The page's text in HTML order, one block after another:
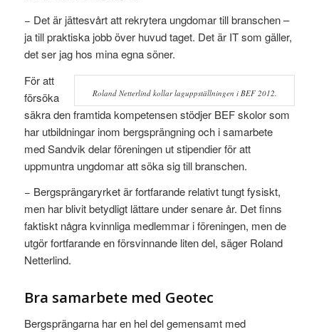
− Det är jättesvårt att rekrytera ungdomar till branschen –
ja till praktiska jobb över huvud taget. Det är IT som gäller,
det ser jag hos mina egna söner.
Roland Netterlind kollar laguppställningen i BEF 2012.
För att
försöka
säkra den framtida kompetensen stödjer BEF skolor som
har utbildningar inom bergsprängning och i samarbete
med Sandvik delar föreningen ut stipendier för att
uppmuntra ungdomar att söka sig till branschen.
− Bergsprängaryrket är fortfarande relativt tungt fysiskt,
men har blivit betydligt lättare under senare år. Det finns
faktiskt några kvinnliga medlemmar i föreningen, men de
utgör fortfarande en försvinnande liten del, säger Roland
Netterlind.
Bra samarbete med Geotec
Bergsprängarna har en hel del gemensamt med